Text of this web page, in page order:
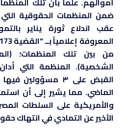
ضمن المنظمات الحقوقية
عقب اندلاع ثورة يناير
المعروفة إعلامياً بــ “القضية 173”
من بين تلك المنظمات؛
الشخصية). المنظمة التي أدان
القبض على ٣
الماضي. مما يشير إلى أن
والأمريكية على السلطات
الأخير عن التمادي في انتهاك